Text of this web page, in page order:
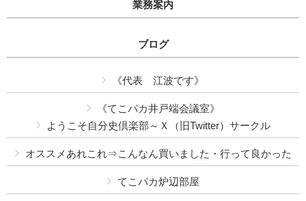
業務案内
ブログ
《代表 江波です》
《てこパカ井戸端会議室》
ようこそ自分史倶楽部～Ｘ（旧Twitter）サークル
オススメあれこれ⇒こんなん買いました・行って良かった
てこパカ炉辺部屋